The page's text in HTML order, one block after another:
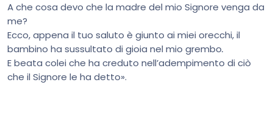
A che cosa devo che la madre del mio Signore venga da
me?
Ecco, appena il tuo saluto è giunto ai miei orecchi, il
bambino ha sussultato di gioia nel mio grembo.
E beata colei che ha creduto nell’adempimento di ciò
che il Signore le ha detto».